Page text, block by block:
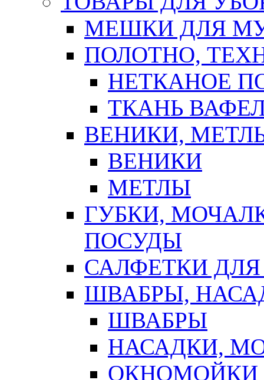
МЕШКИ ДЛЯ
ПОЛОТНО,
НЕТКАНОЕ
ТКАНЬ
ВЕНИКИ,
ВЕНИКИ
МЕТЛЫ
ГУБКИ,
ПОСУДЫ
САЛФЕТКИ
ШВАБРЫ,
ШВАБРЫ
НАСАДКИ,
ОКНОМОЙКИ